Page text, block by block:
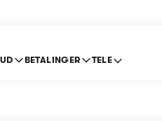
BETALINGER TELE